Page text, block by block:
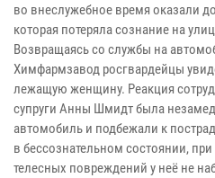
во внеслужебное время оказали
которая потеряла сознание на
Возвращаясь со службы на
Химфармзавод росгвардейцы
лежащую женщину. Реакция
супруги Анны Шмидт была
автомобиль и подбежали к
в бессознательном состоянии,
телесных повреждений у неё не